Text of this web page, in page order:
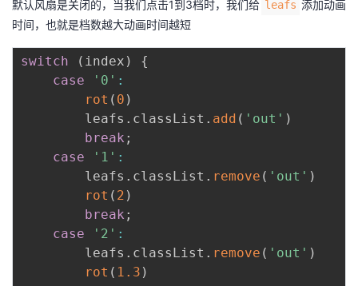
默认风扇是关闭的，当我们点击1到3档时，我们给 leafs 添加动画
时间，也就是档数越大动画时间越短
switch ( index )
{
case
'0' :
rot ( 0 )
        leafs
. classList . add ( 'out' )
break ;
case
'1' :
        leafs
. classList . remove ( 'out' )
rot ( 2 )
break ;
case
'2' :
        leafs
. classList . remove ( 'out' )
rot ( 1.3 )